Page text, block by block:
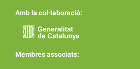
Amb la col·laboració:
Membres associats: